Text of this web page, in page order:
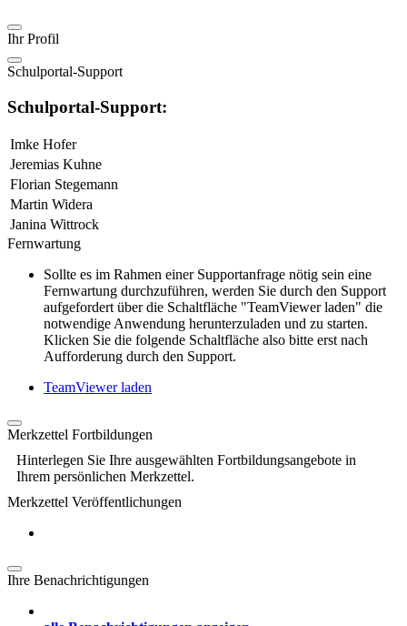
Ihr Profil
Schulportal-Support
Schulportal-Support:
Imke Hofer
Jeremias Kuhne
Florian Stegemann
Martin Widera
Janina Wittrock
Fernwartung
Sollte es im Rahmen einer Supportanfrage nötig sein eine
Fernwartung durchzuführen, werden Sie durch den Support
aufgefordert über die Schaltfläche "TeamViewer laden" die
notwendige Anwendung herunterzuladen und zu starten.
Klicken Sie die folgende Schaltfläche also bitte erst nach
Aufforderung durch den Support.
TeamViewer laden
Merkzettel Fortbildungen
Hinterlegen Sie Ihre ausgewählten Fortbildungsangebote in
Ihrem persönlichen Merkzettel.
Merkzettel Veröffentlichungen
Ihre Benachrichtigungen